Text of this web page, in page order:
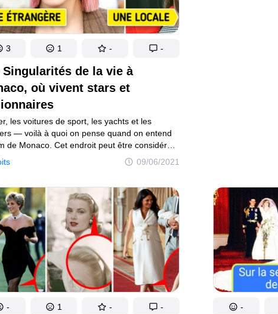
Singularités de la vie à
où vivent stars et
09/06/2021
les voitures de sport, les yachts et les
— voilà à quoi on pense quand on entend
de Monaco. Cet endroit peut être considéré
le paradis des millionnaires et des stars car
toute petite, la Principauté de Monaco est
touristiques et ses loisirs, mais
pour sa météo très clémente tout au long
Mais que se cache-t-il réellement
cette façade aussi attractive ?
3 1 - -
- 1 - - -